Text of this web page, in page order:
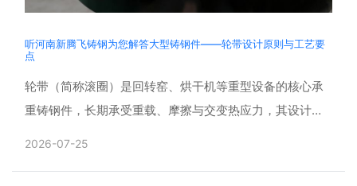
听河南新腾飞铸钢为您解答大型铸钢件——轮带设计原则与工艺要
点
轮带（简称滚圈）是回转窑、烘干机等重型设备的核心承
重铸钢件，长期承受重载、摩擦与交变热应力，其设计合
2026-07-25